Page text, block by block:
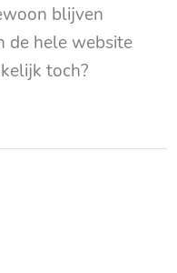
blijven
de hele website
toch?